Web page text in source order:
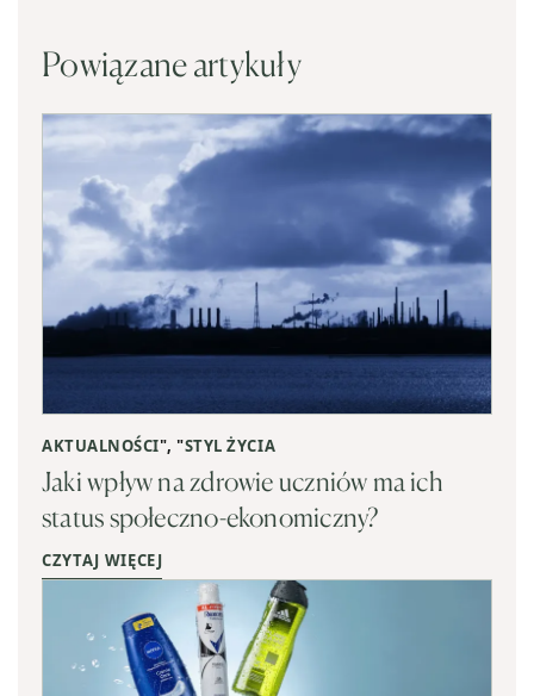
Powiązane artykuły
AKTUALNOŚCI", "STYL ŻYCIA
Jaki wpływ na zdrowie uczniów ma ich
status społeczno-ekonomiczny?
CZYTAJ WIĘCEJ